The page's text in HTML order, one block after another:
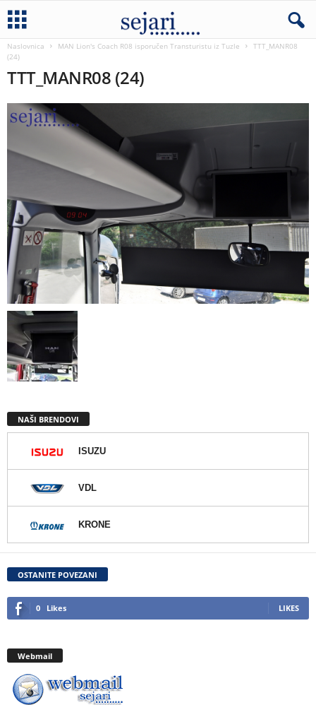
Naslovnica MAN Lion's Coach R08 isporučen Transturistu iz Tuzle
TTT_MANR08
(24)
TTT_MANR08 (24)
NAŠI BRENDOVI
ISUZU
VDL
KRONE
OSTANITE POVEZANI
0 Likes LIKES
Webmail